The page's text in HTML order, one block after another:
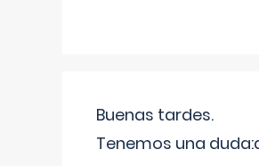
Buenas tardes.
Tenemos una